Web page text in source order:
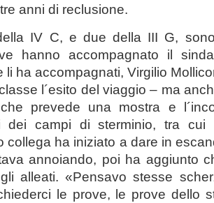
anni di reclusione.
IV C, e due della III G,
hanno accompagnato il
li ha accompagnati, Virgilio
l´esito del viaggio – ma
prevede una mostra e
dei campi di sterminio, tra cui
collega ha iniziato a dare in
annoiando, poi ha aggiunto
alleati. «Pensavo stesse
le prove, le prove dello